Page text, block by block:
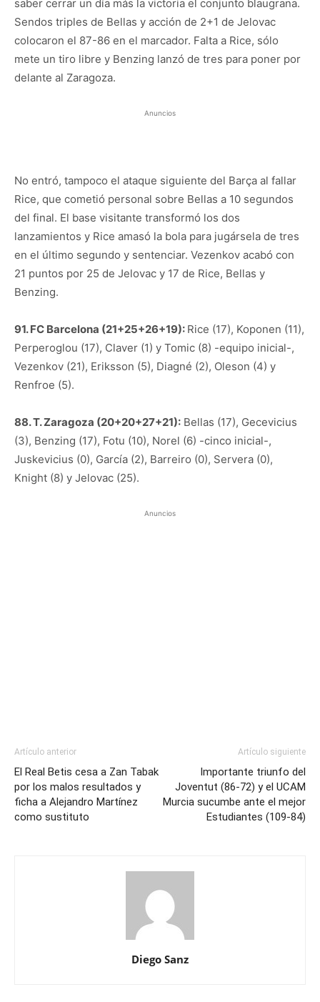
saber cerrar un día más la victoria el conjunto blaugrana.
Sendos triples de Bellas y acción de 2+1 de Jelovac
colocaron el 87-86 en el marcador. Falta a Rice, sólo
mete un tiro libre y Benzing lanzó de tres para poner por
delante al Zaragoza.
Anuncios
No entró, tampoco el ataque siguiente del Barça al fallar
Rice, que cometió personal sobre Bellas a 10 segundos
del final. El base visitante transformó los dos
lanzamientos y Rice amasó la bola para jugársela de tres
en el último segundo y sentenciar. Vezenkov acabó con
21 puntos por 25 de Jelovac y 17 de Rice, Bellas y
Benzing.
91. FC Barcelona (21+25+26+19): Rice (17), Koponen (11),
Perperoglou (17), Claver (1) y Tomic (8) -equipo inicial-,
Vezenkov (21), Eriksson (5), Diagné (2), Oleson (4) y
Renfroe (5).
88. T. Zaragoza (20+20+27+21): Bellas (17), Gecevicius
(3), Benzing (17), Fotu (10), Norel (6) -cinco inicial-,
Juskevicius (0), García (2), Barreiro (0), Servera (0),
Knight (8) y Jelovac (25).
Anuncios
Artículo anterior
El Real Betis cesa a Zan Tabak
por los malos resultados y
ficha a Alejandro Martínez
como sustituto
Artículo siguiente
Importante triunfo del
Joventut (86-72) y el UCAM
Murcia sucumbe ante el mejor
Estudiantes (109-84)
Diego Sanz